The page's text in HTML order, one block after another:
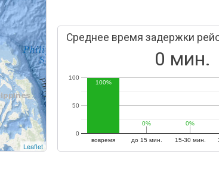
Leaflet
Среднее время задержки
0 мин.
вовремя до 15 мин. 15-30 мин.
0
50
100
100%
0%
0% 0%
0%